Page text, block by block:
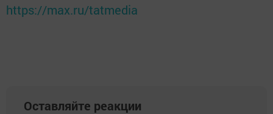
https://max.ru/tatmedia
Оставляйте реакции